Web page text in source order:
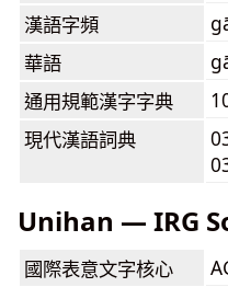
漢語字頻
華語
通用規範漢字字典
現代漢語詞典
Unihan — IRG
國際表意文字核心